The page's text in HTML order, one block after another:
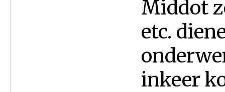
Middot
etc.
inkeer